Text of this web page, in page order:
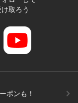
取ろう
ポンも！